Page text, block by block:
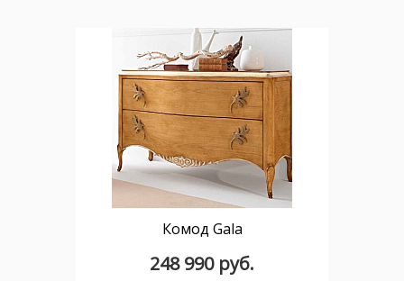
Комод Gala
248 990 руб.